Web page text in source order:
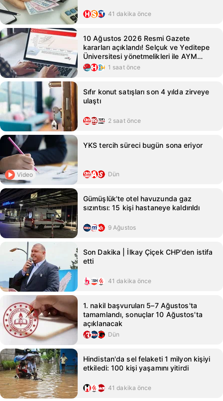
41 dakika önce
10 Ağustos 2026 Resmi Gazete
kararları açıklandı! Selçuk ve Yeditepe
Üniversitesi yönetmelikleri ile AYM
kararları Resmi Gazete'de!
1 saat önce
Sıfır konut satışları son 4 yılda zirveye
ulaştı
2 saat önce
Video
YKS tercih süreci bugün sona eriyor
Dün
Gümüşlük'te otel havuzunda gaz
sızıntısı: 15 kişi hastaneye kaldırıldı
9 Ağustos
Son Dakika | İlkay Çiçek CHP'den istifa
etti
41 dakika önce
1. nakil başvuruları 5–7 Ağustos'ta
tamamlandı, sonuçlar 10 Ağustos'ta
açıklanacak
Dün
Hindistan'da sel felaketi 1 milyon kişiyi
etkiledi: 100 kişi yaşamını yitirdi
41 dakika önce